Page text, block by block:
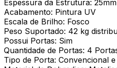
Espessura da Estrutura:
Acabamento: Pintura UV
Escala de Brilho: Fosco
Peso Suportado: 42 kg
Possui Portas: Sim
Quantidade de Portas: 4
Tipo de Porta: Convencional